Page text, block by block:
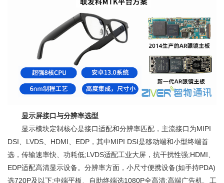
显示屏接口与分辨率选型
显示模块定制核心是接口适配和分辨率匹配，主流接口为MIPI
DSI、LVDS、HDMI、EDP，其中MIPI DSI是移动端和小型终端首
选，传输速率快、功耗低;LVDS适配工业大屏，抗干扰性强;HDMI、
EDP适配高清显示设备。分辨率方面，小尺寸便携设备(如手持PDA)
选720P及以下;中端平板、自助终端选1080P全高清;高端广告机、工